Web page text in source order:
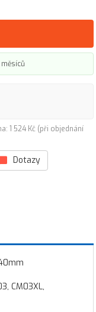
1 524 Kč (při objednání
Dotazy
CM03XL,